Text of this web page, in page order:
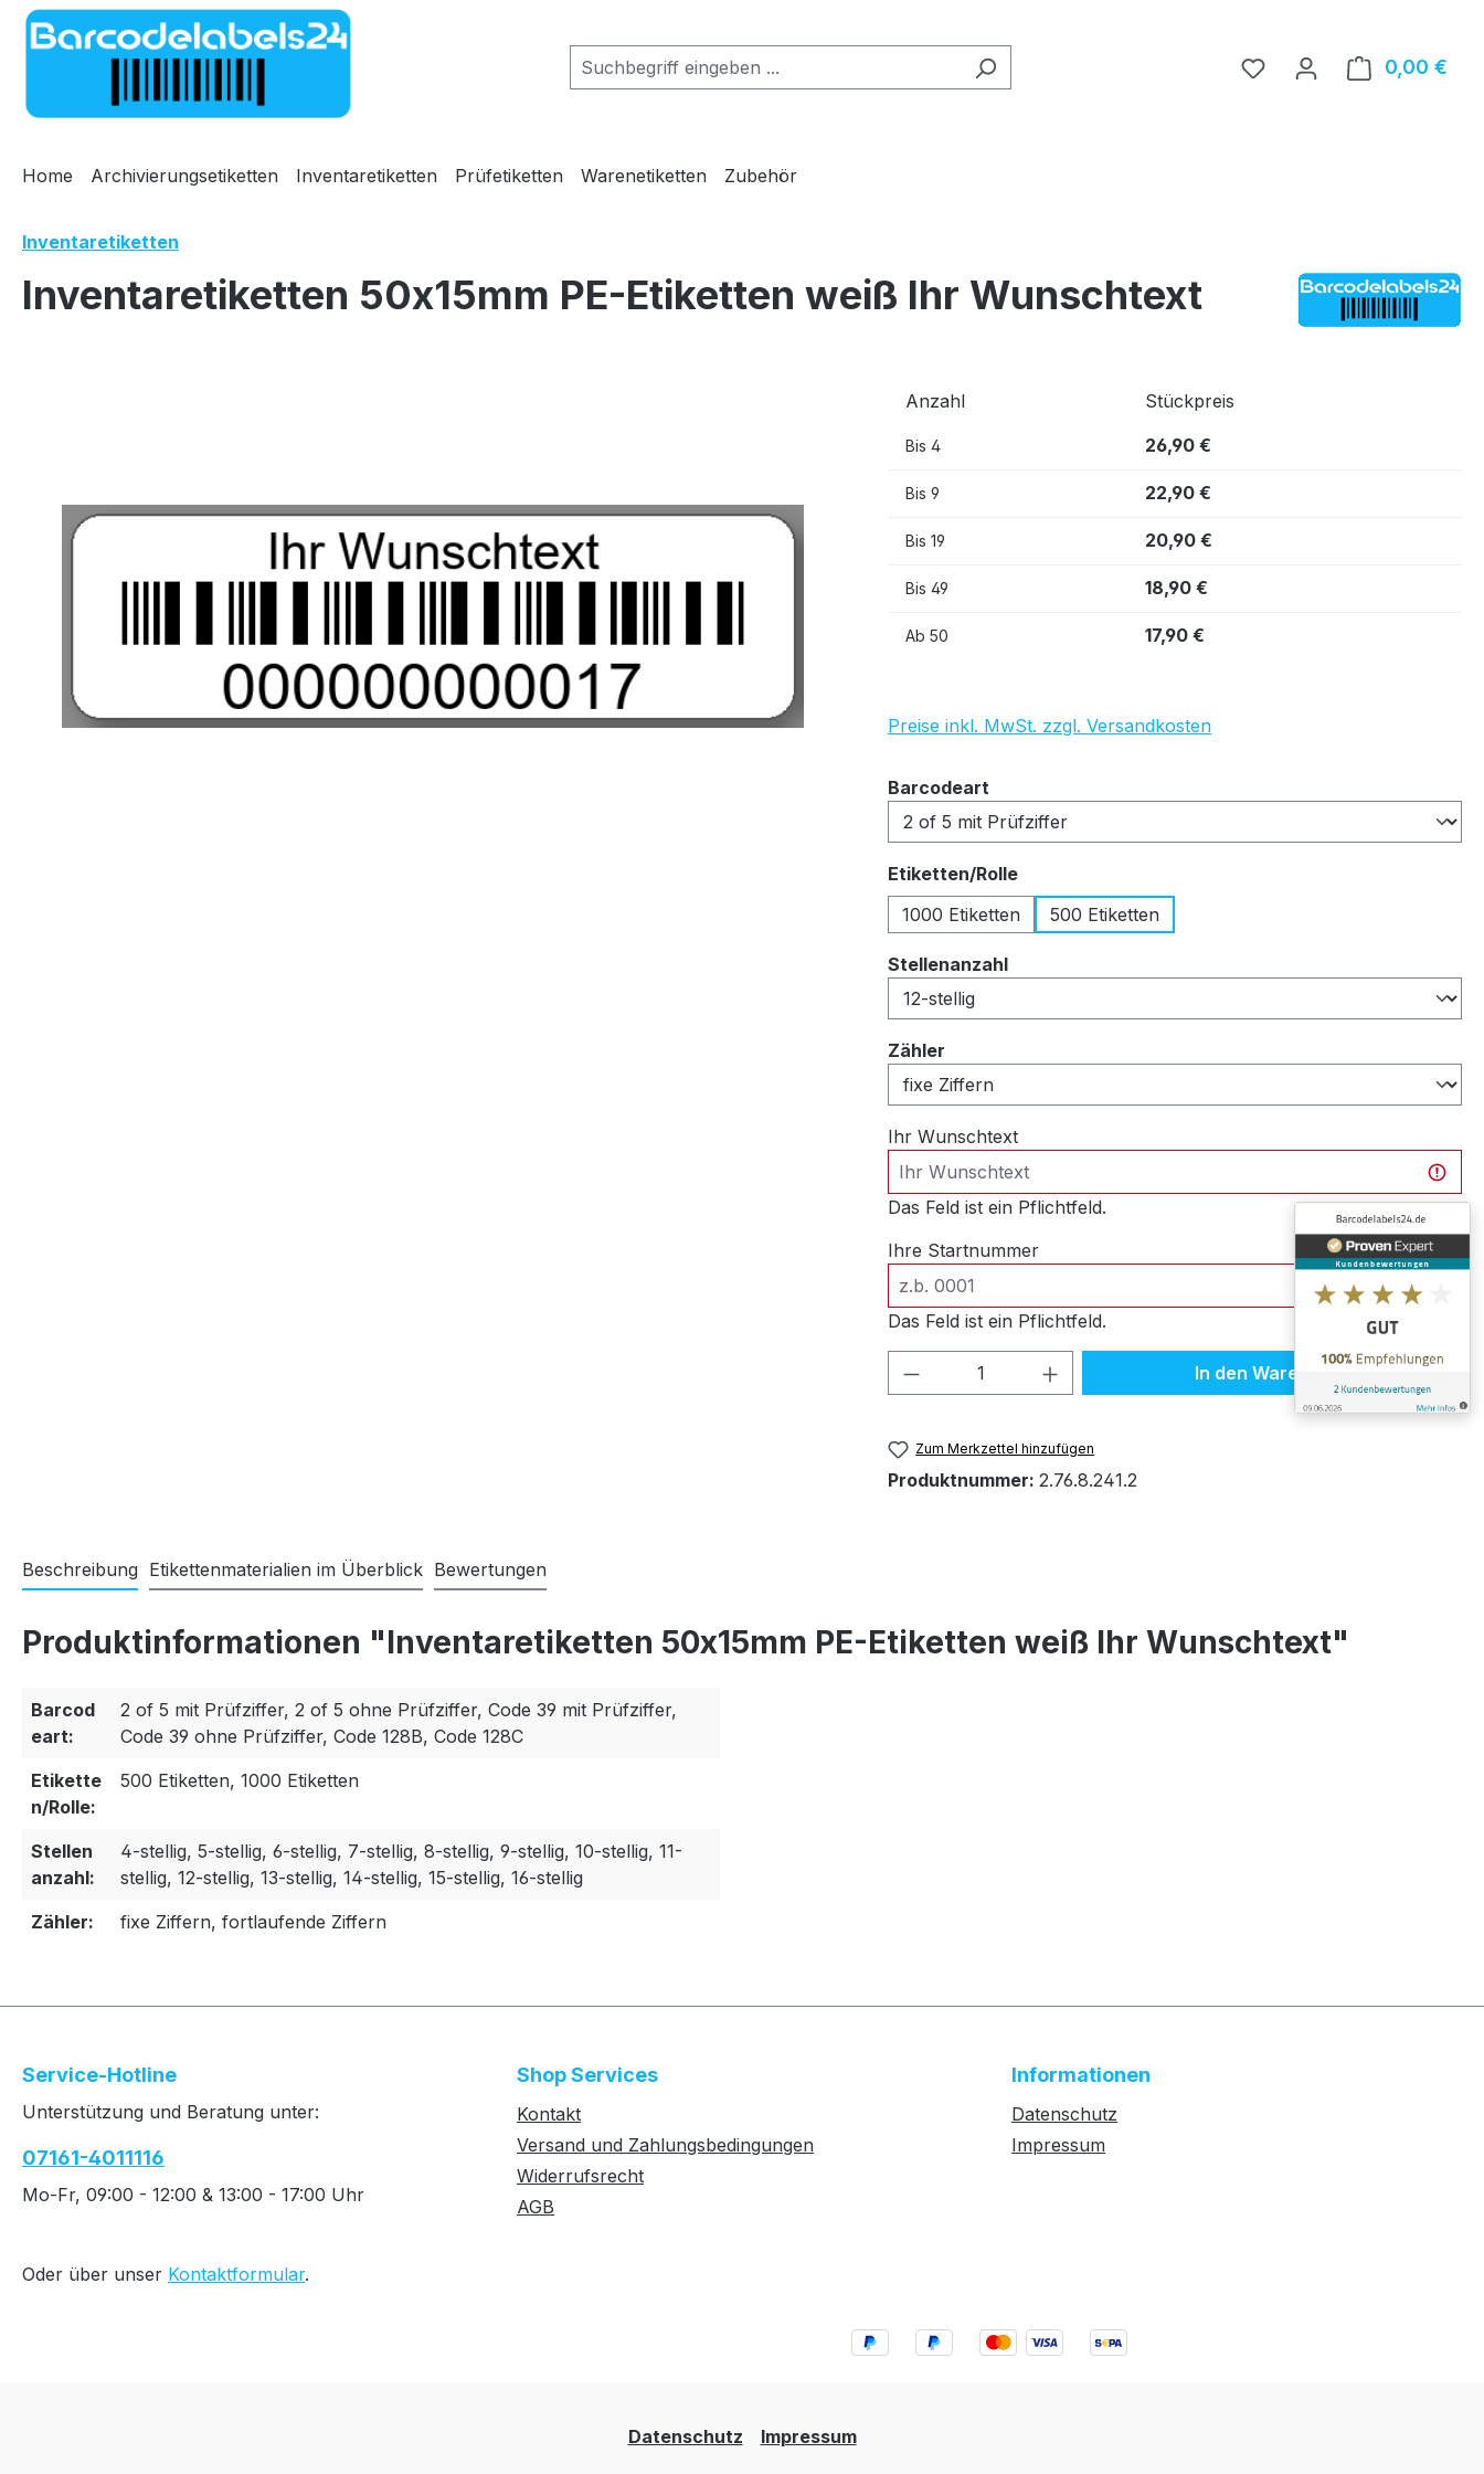
Hauptinhalt springen
Zur Suche springen
Zur Hauptnavigation springen
0,00 €
Home Archivierungsetiketten Inventaretiketten Prüfetiketten Warenetiketten Zubehör
Inventaretiketten
Inventaretiketten 50x15mm PE-Etiketten weiß Ihr Wunschtext
Anzahl Stückpreis
Bis 4 26,90 €
Bis 9 22,90 €
Bis 19 20,90 €
Bis 49 18,90 €
Ab 50 17,90 €
Preise inkl. MwSt. zzgl. Versandkosten
Barcodeart
Etiketten/Rolleauswählen
1000 Etiketten
500 Etiketten
Stellenanzahlauswählen
Zähler
Ihr Wunschtext
Das Feld ist ein Pflichtfeld.
Ihre Startnummer
Das Feld ist ein Pflichtfeld.
Produkt Anzahl: Gib den gewünschten Wert
In den Warenkorb
Zum Merkzettel hinzufügen
Produktnummer: 2.76.8.241.2
Beschreibung Etikettenmaterialien im Überblick Bewertungen
Produktinformationen "Inventaretiketten 50x15mm PE-Etiketten weiß Ihr Wunschtext"
Barcod
eart:
2 of 5 mit Prüfziffer, 2 of 5 ohne Prüfziffer, Code 39 mit Prüfziffer,
Code 39 ohne Prüfziffer, Code 128B, Code 128C
Etikette
n/Rolle:
500 Etiketten, 1000 Etiketten
Stellen
anzahl:
4-stellig, 5-stellig, 6-stellig, 7-stellig, 8-stellig, 9-stellig, 10-stellig, 11-
stellig, 12-stellig, 13-stellig, 14-stellig, 15-stellig, 16-stellig
Zähler:
fixe Ziffern, fortlaufende Ziffern
Service-Hotline
Unterstützung und Beratung unter:
07161-4011116
Mo-Fr, 09:00 - 12:00 & 13:00 - 17:00 Uhr
Oder über unser Kontaktformular.
Shop Services
Kontakt
Versand und Zahlungsbedingungen
Widerrufsrecht
AGB
Informationen
Datenschutz
Impressum
Datenschutz Impressum